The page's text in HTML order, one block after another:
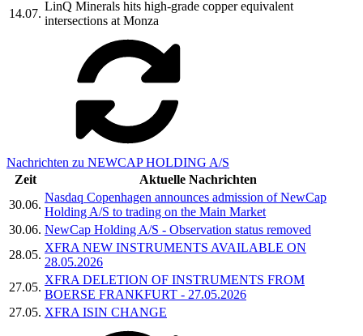
14.07.
LinQ Minerals hits high-grade copper equivalent
intersections at Monza
Nachrichten zu NEWCAP HOLDING A/S
Zeit
Aktuelle Nachrichten
30.06.
Nasdaq Copenhagen announces admission of NewCap
Holding A/S to trading on the Main Market
30.06. NewCap Holding A/S - Observation status removed
28.05.
XFRA NEW INSTRUMENTS AVAILABLE ON
28.05.2026
27.05.
XFRA DELETION OF INSTRUMENTS FROM
BOERSE FRANKFURT - 27.05.2026
27.05. XFRA ISIN CHANGE